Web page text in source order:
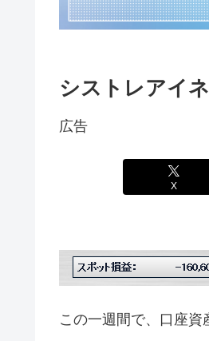
シストレアイ
広告
X
この一週間で、口座資